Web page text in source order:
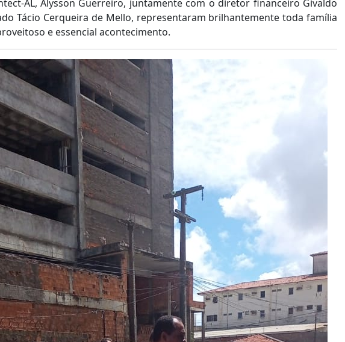
AL, Alysson Guerreiro, juntamente com o diretor financeiro Givaldo
Tácio Cerqueira de Mello, representaram brilhantemente toda família
e essencial acontecimento.